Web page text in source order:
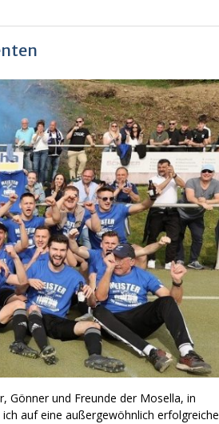
Gönner und Freunde der Mosella, in
auf eine außergewöhnlich erfolgreiche